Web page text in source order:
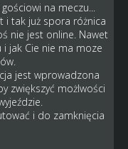
na meczu...
i tak już spora różnica
nie jest online. Nawet
i jak Cie nie ma moze
jest wprowadzona
zwiększyć możlwości
i do zamknięcia